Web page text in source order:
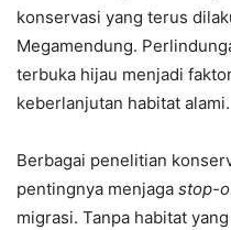
konservasi yang terus
Megamendung.
terbuka hijau menjadi
keberlanjutan habitat alami.
Berbagai penelitian
pentingnya menjaga stop-
migrasi. Tanpa habitat